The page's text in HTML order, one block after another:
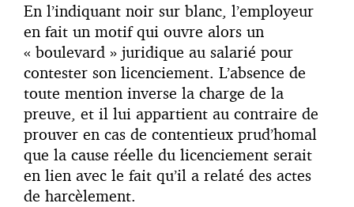
En l’indiquant noir sur blanc, l’employeur
en fait un motif qui ouvre alors un
« boulevard » juridique au salarié pour
contester son licenciement. L’absence de
toute mention inverse la charge de la
preuve, et il lui appartient au contraire de
prouver en cas de contentieux prud’homal
que la cause réelle du licenciement serait
en lien avec le fait qu’il a relaté des actes
de harcèlement.